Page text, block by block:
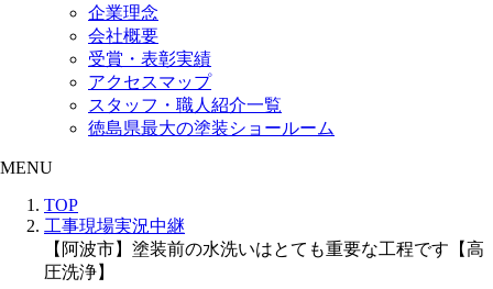
企業理念
会社概要
受賞・表彰実績
アクセスマップ
スタッフ・職人紹介一覧
徳島県最大の塗装ショールーム
MENU
TOP
工事現場実況中継
【阿波市】塗装前の水洗いはとても重要な工程です【高
圧洗浄】